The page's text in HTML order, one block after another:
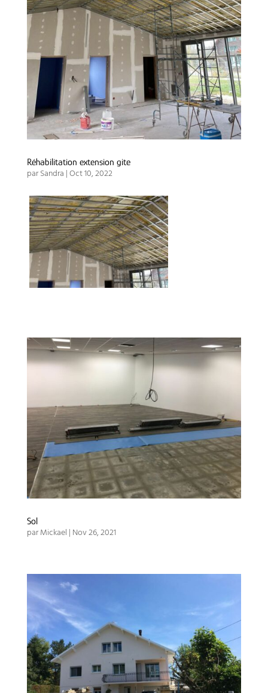
Réhabilitation extension gite
parSandra | Oct 10, 2022
Sol
parMickael | Nov 26, 2021